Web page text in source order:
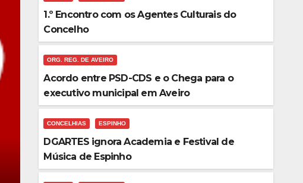
1.º Encontro com os Agentes Culturais do
Concelho
ORG. REG. DE AVEIRO
Acordo entre PSD-CDS e o Chega para o
executivo municipal em Aveiro
CONCELHIAS ESPINHO
DGARTES ignora Academia e Festival de
Música de Espinho